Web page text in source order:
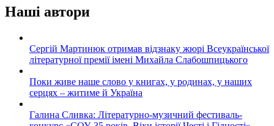
Наші автори
Сергій Мартинюк отримав відзнаку жюрі Всеукраїнської
літературної премії імені Михайла Слабошпицького
Поки живе наше слово у книгах, у родинах, у наших
серцях – житиме й Україна
Галина Сливка: Літературно-музичний фестиваль-